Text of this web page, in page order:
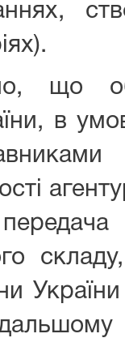
що
в
України